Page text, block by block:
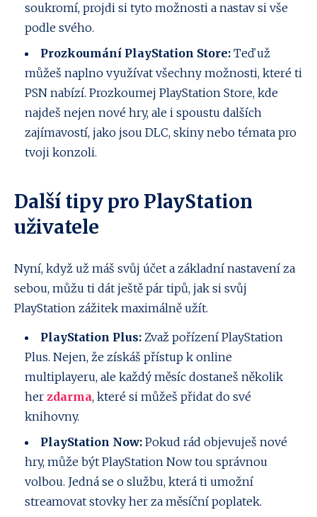
soukromí, projdi si tyto možnosti a nastav si vše
podle svého.
Prozkoumání PlayStation Store: Teď už
můžeš naplno využívat všechny možnosti, které ti
PSN nabízí. Prozkoumej PlayStation Store, kde
najdeš nejen nové hry, ale i spoustu dalších
zajímavostí, jako jsou DLC, skiny nebo témata pro
tvoji konzoli.
Další tipy pro PlayStation
uživatele
Nyní, když už máš svůj účet a základní nastavení za
sebou, můžu ti dát ještě pár tipů, jak si svůj
PlayStation zážitek maximálně užít.
PlayStation Plus: Zvaž pořízení PlayStation
Plus. Nejen, že získáš přístup k online
multiplayeru, ale každý měsíc dostaneš několik
her zdarma, které si můžeš přidat do své
knihovny.
PlayStation Now: Pokud rád objevuješ nové
hry, může být PlayStation Now tou správnou
volbou. Jedná se o službu, která ti umožní
streamovat stovky her za měsíční poplatek.